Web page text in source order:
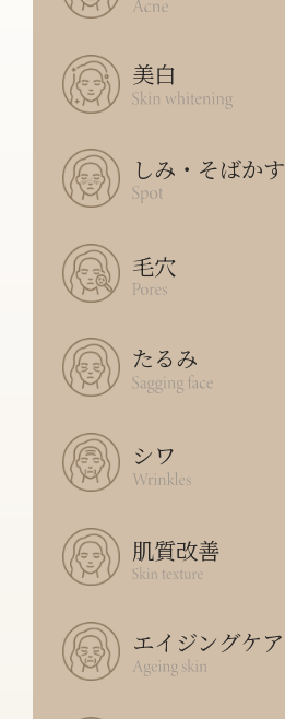
美白
しみ・そばかす
毛穴
たるみ
シワ
肌質改善
エイジングケア